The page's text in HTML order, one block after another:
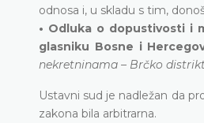
odnosa i, u skladu s tim,
• Odluka o dopustivosti i
glasniku Bosne i
nekretninama – Brčko
Ustavni sud je nadležan da
zakona bila arbitrarna.